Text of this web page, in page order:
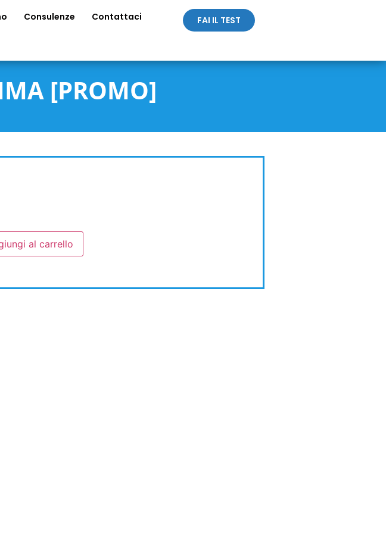
Consulenze Contattaci FAI IL TEST
[PROMO]
al carrello